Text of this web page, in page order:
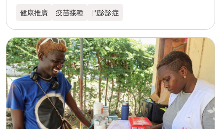
健康推廣 疫苗接種 門診診症